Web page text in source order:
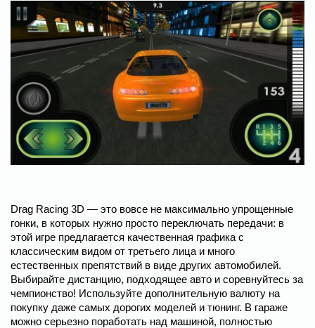
Drag Racing 3D — это вовсе не максимально упрощенные
гонки, в которых нужно просто переключать передачи: в
этой игре предлагается качественная графика с
классическим видом от третьего лица и много
естественных препятствий в виде других автомобилей.
Выбирайте дистанцию, подходящее авто и соревнуйтесь за
чемпионство! Используйте дополнительную валюту на
покупку даже самых дорогих моделей и тюнинг. В гараже
можно серьезно поработать над машиной, полностью